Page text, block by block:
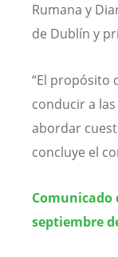
Rumana y
de Dublín y
“El propósito
conducir a
abordar
concluye el
Comunicado
septiembre